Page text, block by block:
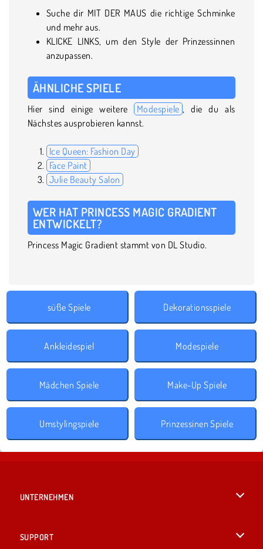
Suche dir MIT DER MAUS die richtige Schminke
und mehr aus.
KLICKE LINKS, um den Style der Prinzessinnen
anzupassen.
ÄHNLICHE SPIELE
Hier sind einige weitere Modespiele , die du als
Nächstes ausprobieren kannst.
Ice Queen: Fashion Day
Face Paint
Julie Beauty Salon
WER HAT PRINCESS MAGIC GRADIENT
ENTWICKELT?
Princess Magic Gradient stammt von DL Studio.
süße Spiele Dekorationsspiele
Ankleidespiel Modespiele
Mädchen Spiele Make-Up Spiele
Umstylingspiele Prinzessinen Spiele
UNTERNEHMEN
SUPPORT